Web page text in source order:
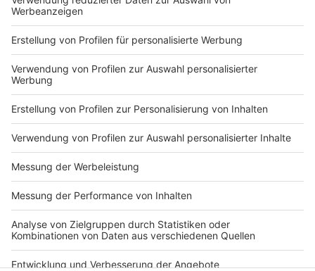
gibt auch viele andere, kleine gut vernetzte
Organisationen, die vor Ort helfen können. Auch andere
große Hilfswerke haben gute Kontakte. Hier hilft es
oft, sich über die jeweiligen Internetseiten zu
Informieren.
Autor: David Müller
Anzeige
Anzeige